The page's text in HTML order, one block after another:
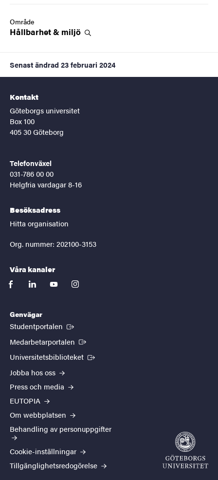
Område
Hållbarhet & miljö
Senast ändrad 23 februari 2024
Kontakt
Göteborgs universitet
Box 100
405 30 Göteborg
Telefonväxel
031-786 00 00
Helgfria vardagar 8-16
Besöksadress
Hitta organisation
Org. nummer: 202100-3153
Våra kanaler
facebooklinkedinyoutubeinstagram
Genvägar
Studentportalen (Extern länk)
Medarbetarportalen (Extern länk)
Universitetsbiblioteket (Extern länk)
Jobba hos oss
Press och media
EUTOPIA
Om webbplatsen
Behandling av personuppgifter
Cookie-inställningar
Tillgänglighetsredogörelse